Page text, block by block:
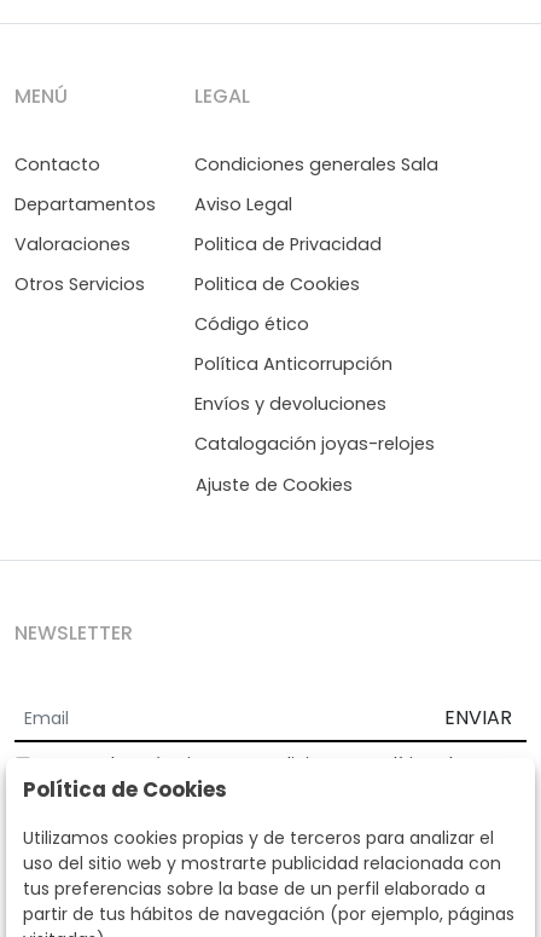
MENÚ
Contacto
Departamentos
Valoraciones
Otros Servicios
LEGAL
Condiciones generales Sala
Aviso Legal
Politica de Privacidad
Politica de Cookies
Código ético
Política Anticorrupción
Envíos y devoluciones
Catalogación joyas-relojes
Ajuste de Cookies
NEWSLETTER
ENVIAR
Acepto los Términos y Condiciones
Política de
privacidad
Según la LOPD y disposiciones de desarrollo, informamos que sus
datos personales serán tratados por parte de Subastas Segre con la
finalidad de gestionar la relación comercial. Puede ejercitar los
derechos de acceso, rectificación, cancelación, oposición y demás
derechos en los términos establecidos en la normativa vigente
Política de Cookies
Utilizamos cookies propias y de terceros para analizar el
uso del sitio web y mostrarte publicidad relacionada con
tus preferencias sobre la base de un perfil elaborado a
partir de tus hábitos de navegación (por ejemplo, páginas